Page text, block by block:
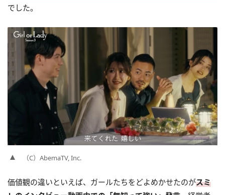
でした。
（C）AbemaTV, Inc.
価値観の違いといえば、ガールたちをどよめかせたのがスミ